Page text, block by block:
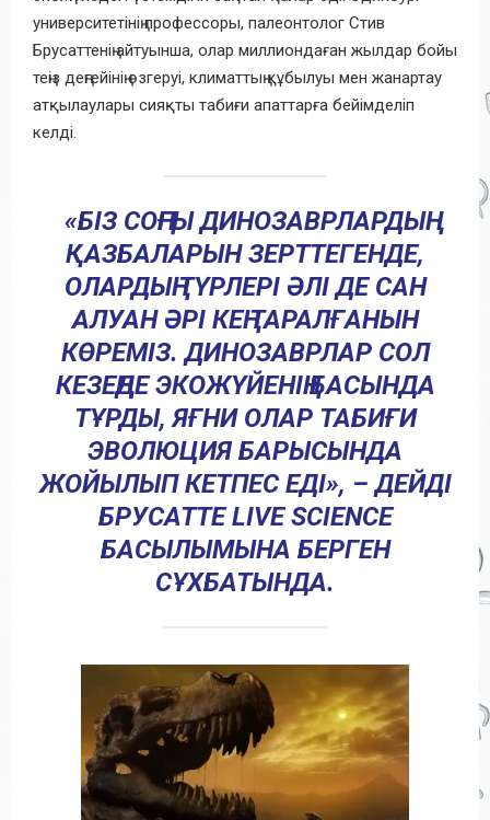
университетінің профессоры, палеонтолог Стив
Брусаттенің айтуынша, олар миллиондаған жылдар бойы
теңіз деңгейінің өзгеруі, климаттың құбылуы мен жанартау
атқылаулары сияқты табиғи апаттарға бейімделіп
келді.
«БІЗ СОҢҒЫ ДИНОЗАВРЛАРДЫҢ
ҚАЗБАЛАРЫН ЗЕРТТЕГЕНДЕ,
ОЛАРДЫҢ ТҮРЛЕРІ ӘЛІ ДЕ САН
АЛУАН ӘРІ КЕҢ ТАРАЛҒАНЫН
КӨРЕМІЗ. ДИНОЗАВРЛАР СОЛ
КЕЗЕҢДЕ ЭКОЖҮЙЕНІҢ БАСЫНДА
ТҰРДЫ, ЯҒНИ ОЛАР ТАБИҒИ
ЭВОЛЮЦИЯ БАРЫСЫНДА
ЖОЙЫЛЫП КЕТПЕС ЕДІ», – ДЕЙДІ
БРУСАТТЕ LIVE SCIENCE
БАСЫЛЫМЫНА БЕРГЕН
СҰХБАТЫНДА.